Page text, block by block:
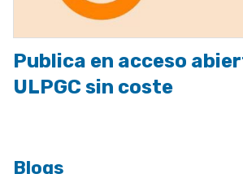
Publica en acceso
ULPGC sin coste
Blogs